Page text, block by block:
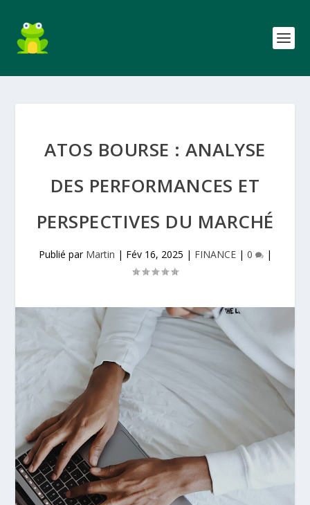
ATOS BOURSE : ANALYSE
DES PERFORMANCES ET
PERSPECTIVES DU MARCHÉ
Publié par Martin | Fév 16, 2025 | FINANCE| 0 |